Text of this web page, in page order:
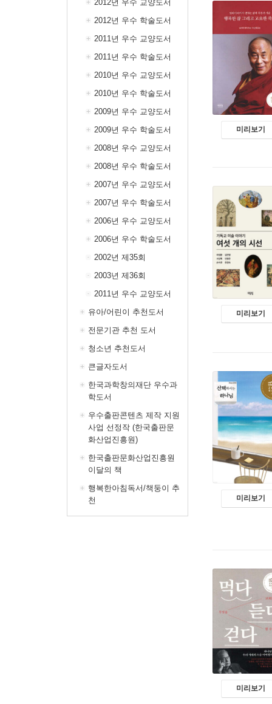
2012년 우수 교양도서
2012년 우수 학술도서
2011년 우수 교양도서
2011년 우수 학술도서
2010년 우수 교양도서
2010년 우수 학술도서
2009년 우수 교양도서
2009년 우수 학술도서
2008년 우수 교양도서
2008년 우수 학술도서
2007년 우수 교양도서
2007년 우수 학술도서
2006년 우수 교양도서
2006년 우수 학술도서
2002년 제35회
2003년 제36회
2011년 우수 교양도서
유아/어린이 추천도서
전문기관 추천 도서
청소년 추천도서
큰글자도서
한국과학창의재단 우수과
학도서
우수출판콘텐츠 제작 지원
사업 선정작 (한국출판문
화산업진흥원)
한국출판문화산업진흥원
이달의 책
행복한아침독서/책둥이 추
천
미리보기
미리보기
미리보기
미리보기